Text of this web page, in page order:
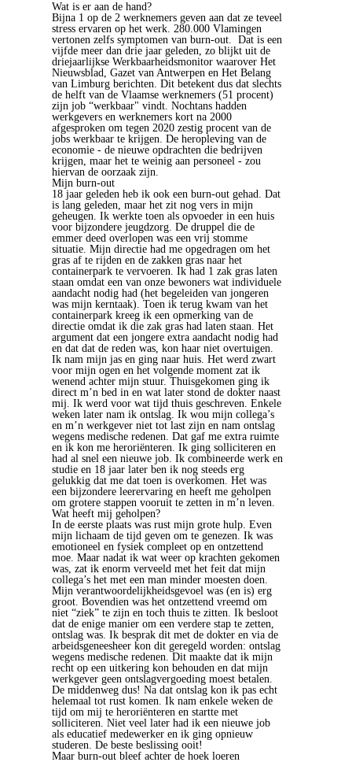
Wat is er aan de hand?
Bijna 1 op de 2 werknemers geven aan dat ze teveel
stress ervaren op het werk. 280.000 Vlamingen
vertonen zelfs symptomen van burn-out. Dat is een
vijfde meer dan drie jaar geleden, zo blijkt uit de
driejaarlijkse Werkbaarheidsmonitor waarover Het
Nieuwsblad, Gazet van Antwerpen en Het Belang
van Limburg berichten. Dit betekent dus dat slechts
de helft van de Vlaamse werknemers (51 procent)
zijn job “werkbaar" vindt. Nochtans hadden
werkgevers en werknemers kort na 2000
afgesproken om tegen 2020 zestig procent van de
jobs werkbaar te krijgen. De heropleving van de
economie - de nieuwe opdrachten die bedrijven
krijgen, maar het te weinig aan personeel - zou
hiervan de oorzaak zijn.
Mijn burn-out
18 jaar geleden heb ik ook een burn-out gehad. Dat
is lang geleden, maar het zit nog vers in mijn
geheugen. Ik werkte toen als opvoeder in een huis
voor bijzondere jeugdzorg. De druppel die de
emmer deed overlopen was een vrij stomme
situatie. Mijn directie had me opgedragen om het
gras af te rijden en de zakken gras naar het
containerpark te vervoeren. Ik had 1 zak gras laten
staan omdat een van onze bewoners wat individuele
aandacht nodig had (het begeleiden van jongeren
was mijn kerntaak). Toen ik terug kwam van het
containerpark kreeg ik een opmerking van de
directie omdat ik die zak gras had laten staan. Het
argument dat een jongere extra aandacht nodig had
en dat dat de reden was, kon haar niet overtuigen.
Ik nam mijn jas en ging naar huis. Het werd zwart
voor mijn ogen en het volgende moment zat ik
wenend achter mijn stuur. Thuisgekomen ging ik
direct m’n bed in en wat later stond de dokter naast
mij. Ik werd voor wat tijd thuis geschreven. Enkele
weken later nam ik ontslag. Ik wou mijn collega’s
en m’n werkgever niet tot last zijn en nam ontslag
wegens medische redenen. Dat gaf me extra ruimte
en ik kon me heroriënteren. Ik ging solliciteren en
had al snel een nieuwe job. Ik combineerde werk en
studie en 18 jaar later ben ik nog steeds erg
gelukkig dat me dat toen is overkomen. Het was
een bijzondere leerervaring en heeft me geholpen
om grotere stappen vooruit te zetten in m’n leven.
Wat heeft mij geholpen?
In de eerste plaats was rust mijn grote hulp. Even
mijn lichaam de tijd geven om te genezen. Ik was
emotioneel en fysiek compleet op en ontzettend
moe. Maar nadat ik wat weer op krachten gekomen
was, zat ik enorm verveeld met het feit dat mijn
collega’s het met een man minder moesten doen.
Mijn verantwoordelijkheidsgevoel was (en is) erg
groot. Bovendien was het ontzettend vreemd om
niet “ziek” te zijn en toch thuis te zitten. Ik besloot
dat de enige manier om een verdere stap te zetten,
ontslag was. Ik besprak dit met de dokter en via de
arbeidsgeneesheer kon dit geregeld worden: ontslag
wegens medische redenen. Dit maakte dat ik mijn
recht op een uitkering kon behouden en dat mijn
werkgever geen ontslagvergoeding moest betalen.
De middenweg dus! Na dat ontslag kon ik pas echt
helemaal tot rust komen. Ik nam enkele weken de
tijd om mij te heroriënteren en startte met
solliciteren. Niet veel later had ik een nieuwe job
als educatief medewerker en ik ging opnieuw
studeren. De beste beslissing ooit!
Maar burn-out bleef achter de hoek loeren